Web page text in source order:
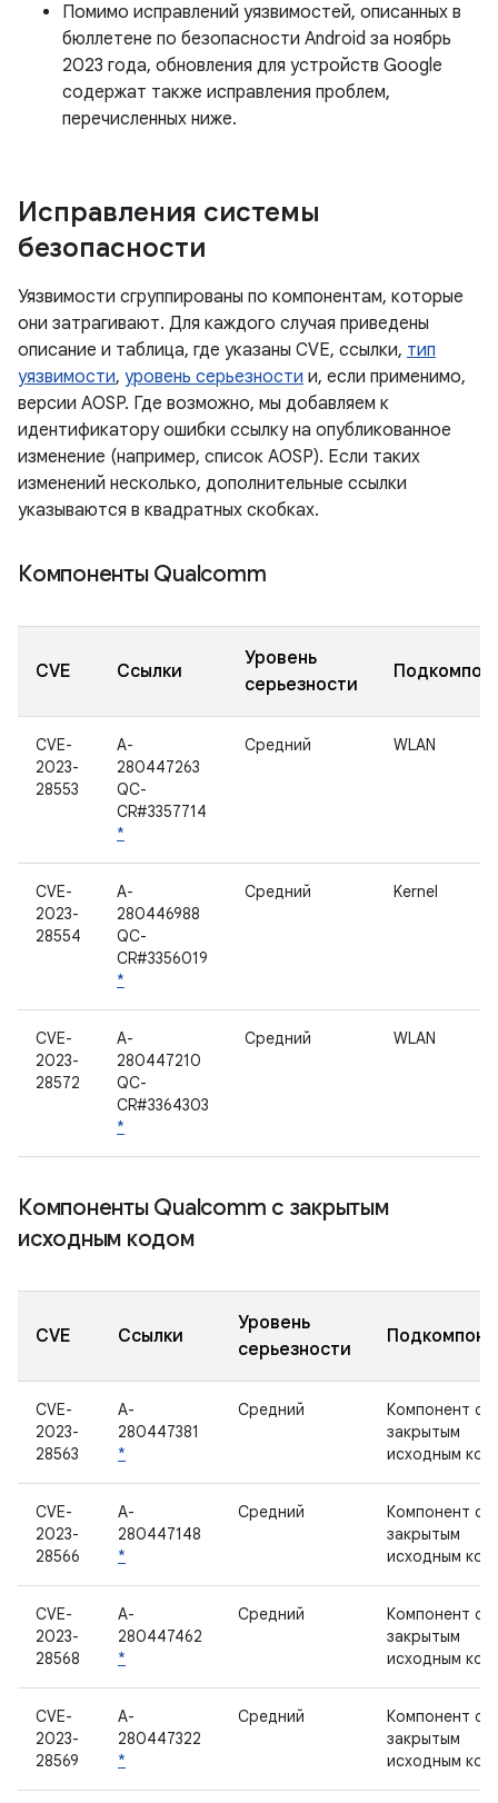
Помимо исправлений уязвимостей, описанных в
бюллетене по безопасности Android за ноябрь
2023 года, обновления для устройств Google
содержат также исправления проблем,
перечисленных ниже.
Исправления системы
безопасности
Уязвимости сгруппированы по компонентам, которые
они затрагивают. Для каждого случая приведены
описание и таблица, где указаны CVE, ссылки, тип
уязвимости, уровень серьезности и, если применимо,
версии AOSP. Где возможно, мы добавляем к
идентификатору ошибки ссылку на опубликованное
изменение (например, список AOSP). Если таких
изменений несколько, дополнительные ссылки
указываются в квадратных скобках.
Компоненты Qualcomm
CVE Ссылки
Уровень
серьезности
CVE-
2023-
28553
A-
280447263
QC-
CR#3357714
*
Средний WLAN
CVE-
2023-
28554
A-
280446988
QC-
CR#3356019
*
Средний Kernel
CVE-
2023-
28572
A-
280447210
QC-
CR#3364303
*
Средний WLAN
Компоненты Qualcomm с закрытым
исходным кодом
CVE Ссылки
Уровень
серьезности
CVE-
2023-
28563
A-
280447381
*
Средний
Компонент с
закрытым
исходным
CVE-
2023-
28566
A-
280447148
*
Средний
Компонент с
закрытым
исходным
CVE-
2023-
28568
A-
280447462
*
Средний
Компонент с
закрытым
исходным
CVE-
2023-
28569
A-
280447322
*
Средний
Компонент с
закрытым
исходным